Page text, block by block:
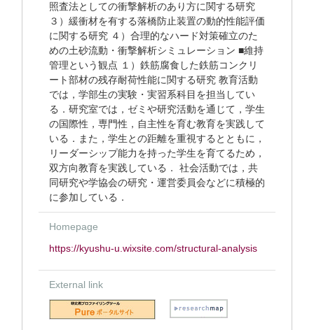
照査法としての衝撃解析のあり方に関する研究
３）緩衝材を有する落橋防止装置の動的性能評価
に関する研究 ４）合理的なハード対策確立のた
めの土砂流動・衝撃解析シミュレーション ■維持
管理という観点 １）鉄筋腐食した鉄筋コンクリ
ート部材の残存耐荷性能に関する研究 教育活動
では，学部生の実験・実習系科目を担当してい
る．研究室では，ゼミや研究活動を通じて，学生
の国際性，専門性，自主性を育む教育を実践して
いる．また，学生との距離を重視するとともに，
リーダーシップ能力を持った学生を育てるため，
双方向教育を実践している． 社会活動では，共
同研究や学協会の研究・運営委員会などに積極的
に参加している．
Homepage
https://kyushu-u.wixsite.com/structural-analysis
External link